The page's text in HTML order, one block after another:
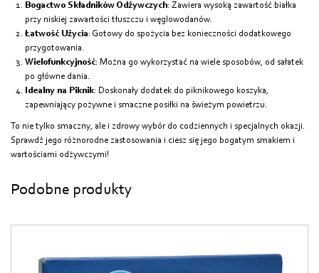
Bogactwo Składników Odżywczych: Zawiera wysoką zawartość białka
przy niskiej zawartości tłuszczu i węglowodanów.
Łatwość Użycia: Gotowy do spożycia bez konieczności dodatkowego
przygotowania.
Wielofunkcyjność: Można go wykorzystać na wiele sposobów, od sałatek
po główne dania.
Idealny na Piknik: Doskonały dodatek do piknikowego koszyka,
zapewniający pożywne i smaczne posiłki na świeżym powietrzu.
To nie tylko smaczny, ale i zdrowy wybór do codziennych i specjalnych okazji.
Sprawdź jego różnorodne zastosowania i ciesz się jego bogatym smakiem i
wartościami odżywczymi!
Podobne produkty